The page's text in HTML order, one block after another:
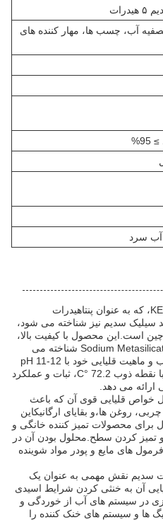
آب، چسب ها، مهار کننده های
آب سرد
پنتاهیدرات متاسیلیکات سدیم KE HUA، که به عنوان پنتاهیدرات
سیلیک سدیم نیز شناخته می شود،
است.اين محصول با کيفيت بالا،
که با شماره مدل Sodium Metasilicate Pentahydrate شناخته می
شود، با قابلیت حل شدن عالی در آب و ماهیت قلیایی خود با pH 11-12
در یک محلول 1٪ شناخته می شود.با نقطه ذوب 72.2 °C، ثبات و عملکرد
ارائه می دهد.
خواص قلیایی قوی آن که باعث
روغن ها،و بقایای ارگانیکاین
برای محصولات تمیز کننده خانگی و
تمیز کردن سطح.محلول بودن آن در
های مایع و پودر مواد شوینده
سدیم نقش مهمی به عنوان یک
آن به خنثی کردن شرایط اسیدی
در سیستم های آب از خوردگی و
ها و سیستم های خنک کننده را